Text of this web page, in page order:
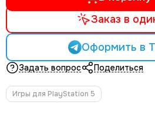
Заказ в
Оформить в
Задать вопрос Поделиться
Игры для PlayStation 5